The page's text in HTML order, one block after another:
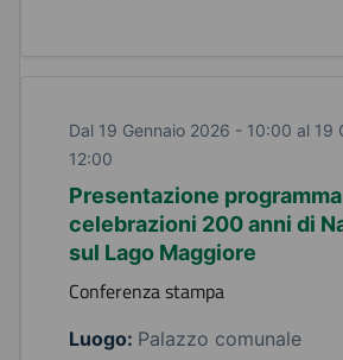
Dal 19 Gennaio 2026 - 10:00 al 19
12:00
Presentazione programma
celebrazioni 200 anni di
sul Lago Maggiore
Conferenza stampa
Luogo: Palazzo comunale